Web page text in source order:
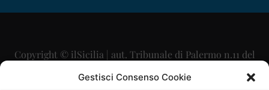
Gestisci Consenso Cookie
Copyright © ilSicilia | aut. Tribunale di Palermo n.11 del
29/09/2015